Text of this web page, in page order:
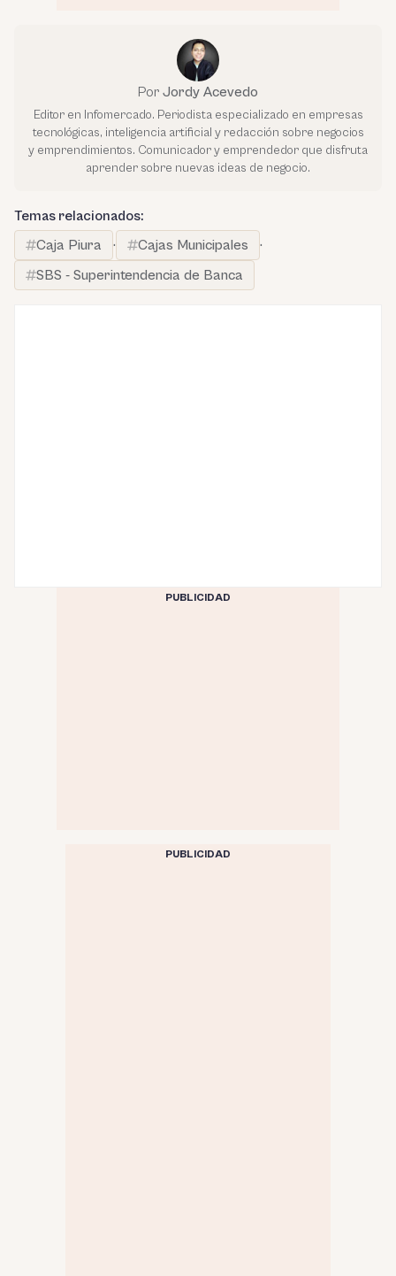
Por Jordy Acevedo
Editor en Infomercado. Periodista especializado en empresas
tecnológicas, inteligencia artificial y redacción sobre negocios
y emprendimientos. Comunicador y emprendedor que disfruta
aprender sobre nuevas ideas de negocio.
Temas relacionados:
Caja Piura
· Cajas Municipales
·
SBS - Superintendencia de Banca
PUBLICIDAD
PUBLICIDAD